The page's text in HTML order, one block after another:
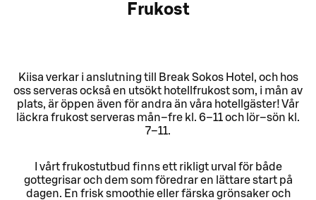
Frukost
Kiisa verkar i anslutning till Break Sokos Hotel, och hos
oss serveras också en utsökt hotellfrukost som, i mån av
plats, är öppen även för andra än våra hotellgäster! Vår
läckra frukost serveras mån–fre kl. 6–11 och lör–sön kl.
7–11.
I vårt frukostutbud finns ett rikligt urval för både
gottegrisar och dem som föredrar en lättare start på
dagen. En frisk smoothie eller färska grönsaker och